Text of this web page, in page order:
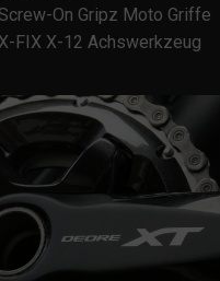
On Gripz Moto Griffe
FIX X-12 Achswerkzeug